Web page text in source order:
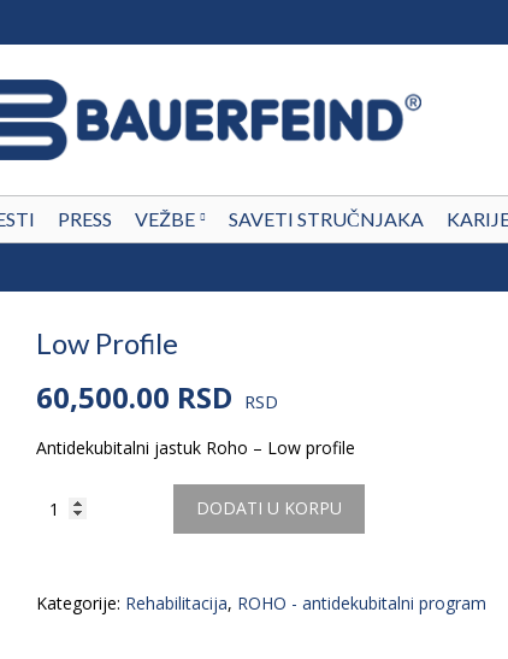
PRESS VEŽBE SAVETI STRUČNJAKA
Low Profile
60,500.00 RSD RSD
Antidekubitalni jastuk Roho – Low profile
DODATI U KORPU
Kategorije: Rehabilitacija, ROHO - antidekubitalni program